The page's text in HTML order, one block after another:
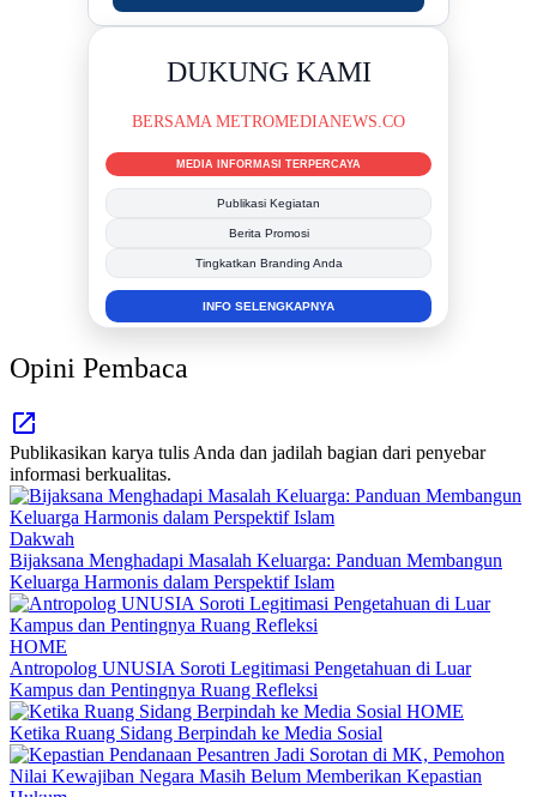
JANGKAU LEBIH BANYAK PEMBACA
Berita Promosi
Profil Perusahaan
Publikasi Produk & Jasa
PASANG SEKARANG
Opini Pembaca
Publikasikan karya tulis Anda dan jadilah bagian dari penyebar
informasi berkualitas.
Dakwah
Bijaksana Menghadapi Masalah Keluarga: Panduan Membangun
Keluarga Harmonis dalam Perspektif Islam
HOME
Antropolog UNUSIA Soroti Legitimasi Pengetahuan di Luar
Kampus dan Pentingnya Ruang Refleksi
HOME
Ketika Ruang Sidang Berpindah ke Media Sosial